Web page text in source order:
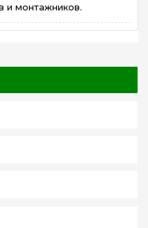
и монтажников.